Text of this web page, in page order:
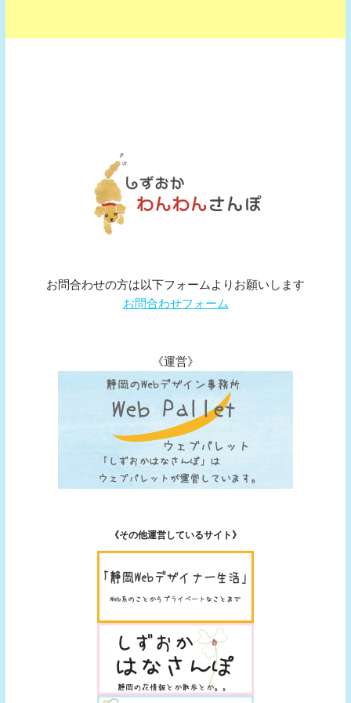
お問合わせの方は以下フォームよりお願いします
お問合わせフォーム
《運営》
《その他運営しているサイト》